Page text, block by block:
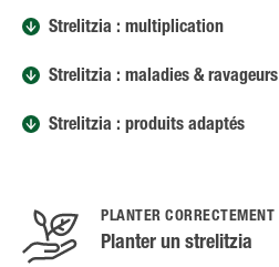
Strelitzia : multiplication
Strelitzia : maladies & ravageurs
Strelitzia : produits adaptés
PLANTER CORRECTEMENT
Planter un strelitzia